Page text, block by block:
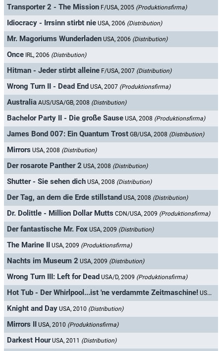
Transporter 2 - The Mission F/USA, 2005 (Produktionsfirma)
Idiocracy - Irrsinn stirbt nie USA, 2006 (Distribution)
Mr. Magoriums Wunderladen USA, 2006 (Distribution)
Once IRL, 2006 (Distribution)
Hitman - Jeder stirbt alleine F/USA, 2007 (Distribution)
Wrong Turn II - Dead End USA, 2007 (Produktionsfirma)
Australia AUS/USA/GB, 2008 (Distribution)
Bachelor Party II - Die große Sause USA, 2008 (Produktionsfirma)
James Bond 007: Ein Quantum Trost GB/USA, 2008 (Distribution)
Mirrors USA, 2008 (Distribution)
Der rosarote Panther 2 USA, 2008 (Distribution)
Shutter - Sie sehen dich USA, 2008 (Distribution)
Der Tag, an dem die Erde stillstand USA, 2008 (Distribution)
Dr. Dolittle - Million Dollar Mutts CDN/USA, 2009 (Produktionsfirma)
Der fantastische Mr. Fox USA, 2009 (Distribution)
The Marine II USA, 2009 (Produktionsfirma)
Nachts im Museum 2 USA, 2009 (Distribution)
Wrong Turn III: Left for Dead USA/D, 2009 (Produktionsfirma)
Hot Tub - Der Whirlpool...ist 'ne verdammte Zeitmaschine! USA, 2010
Knight and Day USA, 2010 (Distribution)
Mirrors II USA, 2010 (Produktionsfirma)
Darkest Hour USA, 2011 (Distribution)